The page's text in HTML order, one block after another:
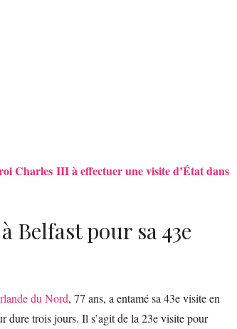
Charles III à effectuer une visite d’État dans
Belfast pour sa 43e
du Nord, 77 ans, a entamé sa 43e visite en
dure trois jours. Il s’agit de la 23e visite pour